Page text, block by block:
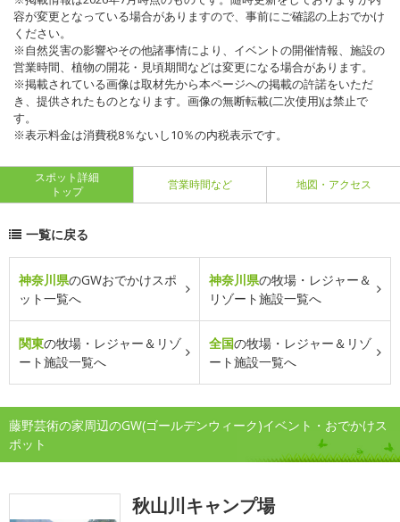
容が変更となっている場合がありますので、事前にご確認の上おでかけ
ください。
※自然災害の影響やその他諸事情により、イベントの開催情報、施設の
営業時間、植物の開花・見頃期間などは変更になる場合があります。
※掲載されている画像は取材先から本ページへの掲載の許諾をいただ
き、提供されたものとなります。画像の無断転載(二次使用)は禁止で
す。
※表示料金は消費税8％ないし10％の内税表示です。
スポット詳細
トップ
営業時間など 地図・アクセス
一覧に戻る
神奈川県のGWおでかけスポ
ット一覧へ
神奈川県の牧場・レジャー＆
リゾート施設一覧へ
関東の牧場・レジャー＆リゾ
ート施設一覧へ
全国の牧場・レジャー＆リゾ
ート施設一覧へ
藤野芸術の家周辺のGW(ゴールデンウィーク)イベント・おでかけス
ポット
秋山川キャンプ場